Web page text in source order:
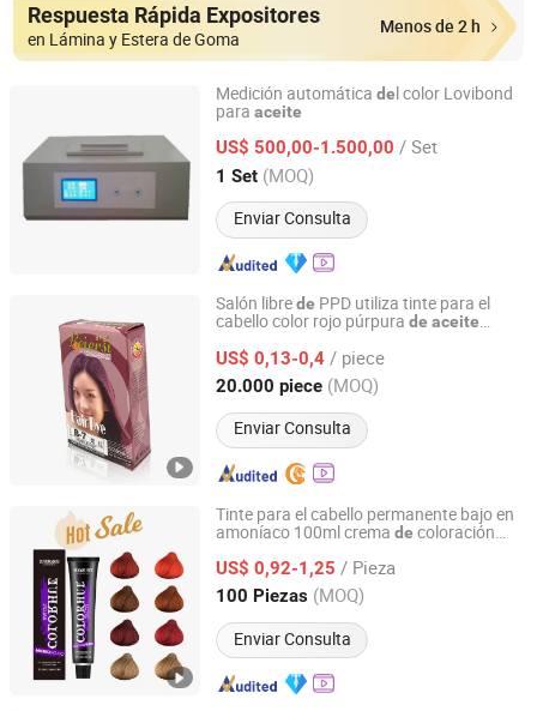
Respuesta Rápida Expositores
en Lámina y Estera de Goma
Menos de 2 h
Medición automática del color Lovibond
para aceite
US$ 500,00-1.500,00 / Set
1 Set (MOQ)
Enviar Consulta
Chongqing Blossom Machinery Equipment Co., Ltd.
Chongqing, China Desde 2021
Salón librede PPD utiliza tinte para el
cabello color rojo púrpura de aceite
US$ 0,13-0,4 / piece
20.000 piece (MOQ)
Enviar Consulta
Zhejiang Chenxin Cosmetic Co., Ltd.
Zhejiang, China Desde 2021
Tinte para el cabello permanente bajo en
amoníaco 100ml crema de coloración
US$ 0,92-1,25 / Pieza
100 Piezas (MOQ)
Enviar Consulta
Guangdong Boda Cosmetics Co,.Ltd.
Guangdong, China Desde 2021